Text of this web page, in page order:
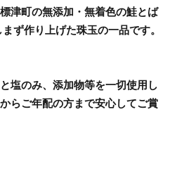
津町の無添加・無着色の鮭とば
ず作り上げた珠玉の一品です。
塩のみ、添加物等を一切使用し
らご年配の方まで安心してご賞